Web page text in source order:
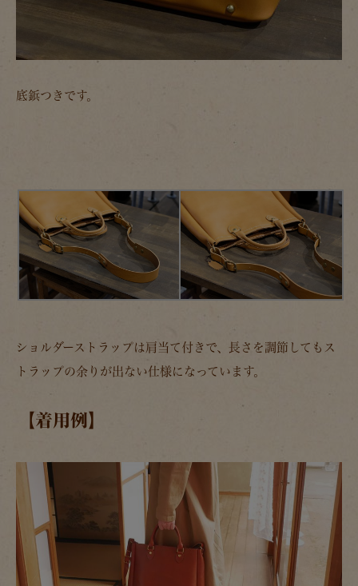
底鋲つきです。
ショルダーストラップは肩当て付きで、長さを調節してもス
トラップの余りが出ない仕様になっています。
【着用例】